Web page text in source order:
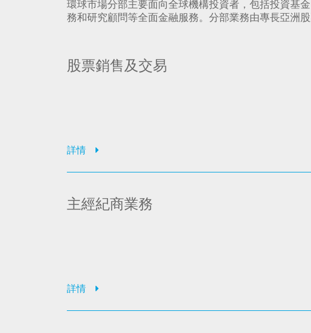
環球市場分部主要面向全球機構投資者，包括投資基
務和研究顧問等全面金融服務。分部業務由專長亞洲
股票銷售及交易
詳情
主經紀商業務
詳情